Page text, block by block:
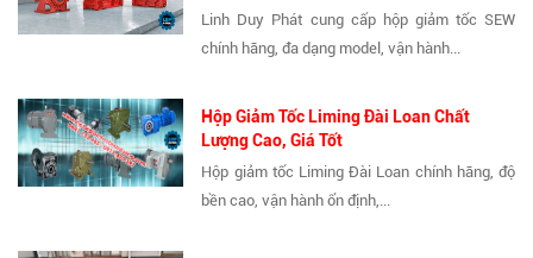
Linh Duy Phát cung cấp hộp giảm tốc SEW
chính hãng, đa dạng model, vận hành...
Hộp Giảm Tốc Liming Đài Loan Chất
Lượng Cao, Giá Tốt
Hộp giảm tốc Liming Đài Loan chính hãng, độ
bền cao, vận hành ổn định,...